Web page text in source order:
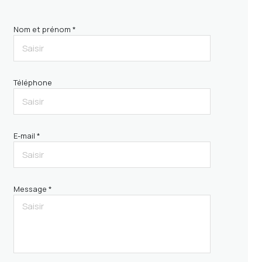
Nom et prénom *
Téléphone
E-mail *
Message *